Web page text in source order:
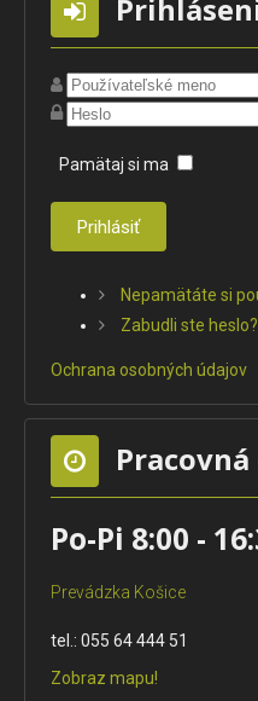
Pamätaj si ma
Prihlásiť
Nepamätáte si
Zabudli ste heslo?
Ochrana osobných údajov
Pracovná
Po-Pi 8:00 -
Prevádzka Košice
tel.: 055 64 444 51
Zobraz mapu!